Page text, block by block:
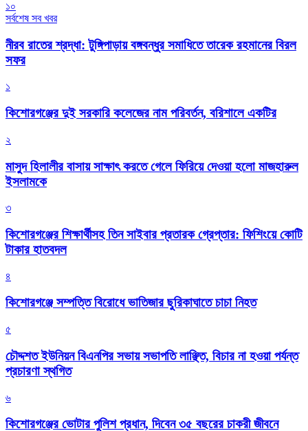
১০
সর্বশেষ সব খবর
নীরব রাতের শ্রদ্ধা: টুঙ্গিপাড়ায় বঙ্গবন্ধুর সমাধিতে তারেক রহমানের বিরল
সফর
১
কিশোরগঞ্জের দুই সরকারি কলেজের নাম পরিবর্তন, বরিশালে একটির
২
মাসুদ হিলালীর বাসায় সাক্ষাৎ করতে গেলে ফিরিয়ে দেওয়া হলো মাজহারুল
ইসলামকে
৩
কিশোরগঞ্জের শিক্ষার্থীসহ তিন সাইবার প্রতারক গ্রেপ্তার: ফিশিংয়ে কোটি
টাকার হাতবদল
৪
কিশোরগঞ্জে সম্পত্তি বিরোধে ভাতিজার ছুরিকাঘাতে চাচা নিহত
৫
চৌদ্দশত ইউনিয়ন বিএনপির সভায় সভাপতি লাঞ্ছিত, বিচার না হওয়া পর্যন্ত
প্রচারণা স্থগিত
৬
কিশোরগঞ্জের ভোটার পুলিশ প্রধান, দিবেন ৩৫ বছরের চাকরী জীবনে